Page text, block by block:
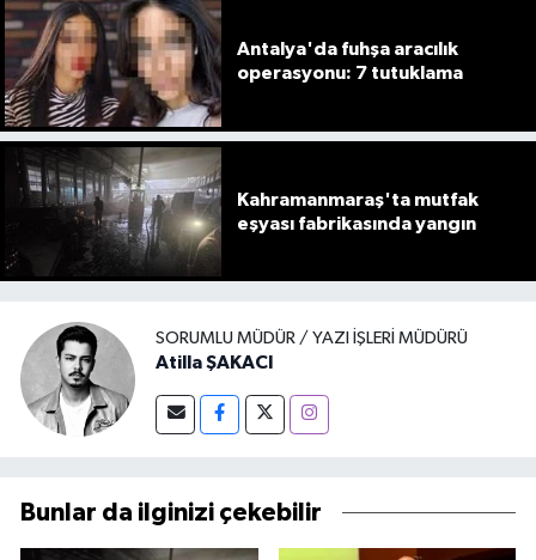
Antalya'da fuhşa aracılık
operasyonu: 7 tutuklama
Kahramanmaraş'ta mutfak
eşyası fabrikasında yangın
SORUMLU MÜDÜR / YAZI İŞLERI MÜDÜRÜ
Atilla ŞAKACI
Bunlar da ilginizi çekebilir